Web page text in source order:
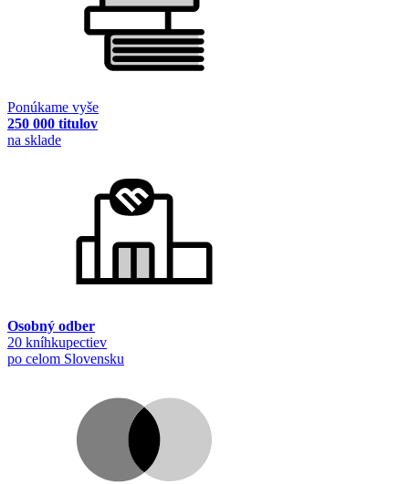
Ponúkame vyše
250 000 titulov
na sklade
Osobný odber
20 kníhkupectiev
po celom Slovensku